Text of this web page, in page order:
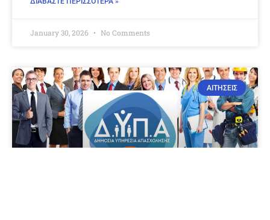
January 30, 2026 No Comments
ΑΙΤΗΣΕΙΣ